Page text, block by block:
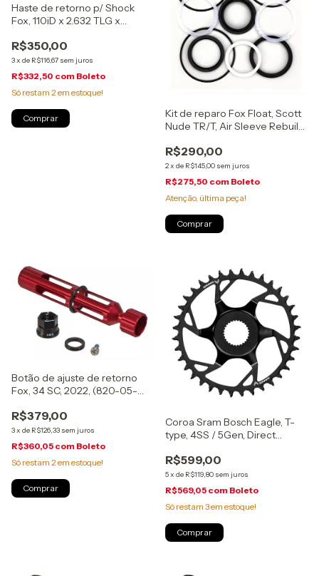
Haste de retorno p/ Shock
Fox, 110iD x 2.632 TLG x
R$350,00
3x de R$116,67 sem juros
R$332,50 com Boleto
Só restam 2 em estoque!
Kit de reparo Fox Float, Scott
Nude TR/T, Air Sleeve Rebuild,
R$290,00
2x de R$145,00 sem juros
R$275,50 com Boleto
Atenção, última peça!
Botão de ajuste de retorno
Fox, 34 SC, 2022, (820-05-
R$379,00
3x de R$126,33 sem juros
R$360,05 com Boleto
Só restam 2 em estoque!
Coroa Sram Bosch Eagle, T-
type, 4SS / 5Gen, Direct
(11.6218.058.004)
R$599,00
5x de R$119,80 sem juros
R$569,05 com Boleto
Só restam 3em estoque!